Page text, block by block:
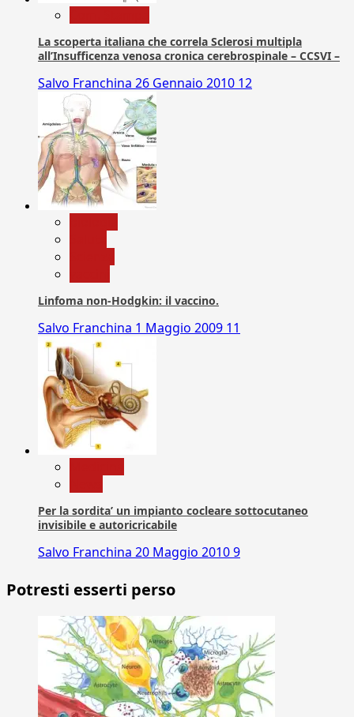
La scoperta italiana che correla Sclerosi multipla
all’Insufficenza venosa cronica cerebrospinale – CCSVI –
Salvo Franchina 26 Gennaio 2010 12
Linfoma non-Hodgkin: il vaccino.
Salvo Franchina 1 Maggio 2009 11
Per la sordita’ un impianto cocleare sottocutaneo
invisibile e autoricricabile
Salvo Franchina 20 Maggio 20109
Potresti esserti perso